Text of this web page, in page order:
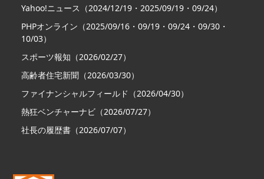
Yahoo!ニュース（2024/12/19・2025/09/19・09/24）
PHPオンライン（2025/09/16・09/19・09/24・09/30・
10/03）
スポーツ報知（2026/02/27）
高齢者住宅新聞（2026/03/30）
ファイナンシャルフィールド（2026/04/30）
熱狂ベンチャーナビ（2026/07/27）
社長の履歴書（2026/07/07）